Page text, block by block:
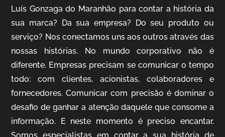
IQVIA
Cobertura de Eventos
Luís Gonzaga do Maranhão para contar a história da
sua marca? Da sua empresa? Do seu produto ou
serviço? Nos conectamos uns aos outros através das
nossas histórias. No mundo corporativo não é
diferente. Empresas precisam se comunicar o tempo
todo: com clientes, acionistas, colaboradores e
fornecedores. Comunicar com precisão é dominar o
desafio de ganhar a atenção daquele que consome a
informação. E neste momento é preciso encantar.
Somos especialistas em contar a sua história de